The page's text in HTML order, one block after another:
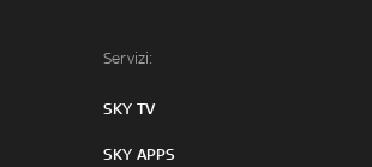
Servizi:
SKY TV
SKY APPS